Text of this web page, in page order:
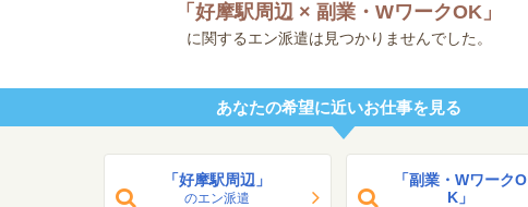
「 好摩駅周辺 × 副業・WワークOK 」
に関するエン派遣は見つかりませんでした。
あなたの希望に近いお仕事を見る
「好摩駅周辺」
のエン派遣
「副業・WワークO
K」